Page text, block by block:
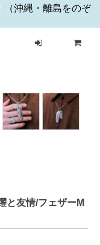
（沖縄・離島をのぞ
と友情/フェザーM